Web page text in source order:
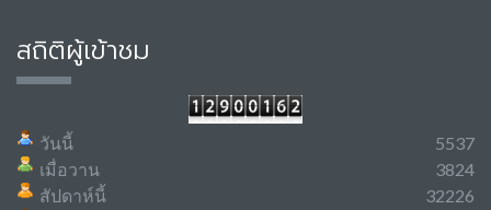
สถิติผู้เข้าชม
วันนี้
เมื่อวาน
สัปดาห์นี้
5537
3824
32226